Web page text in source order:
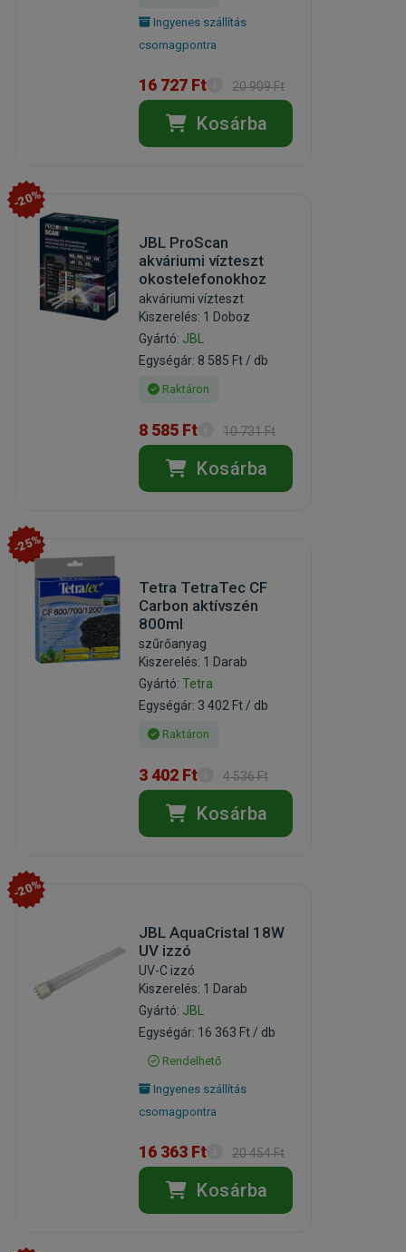
Ingyenes szállítás
csomagpontra
16 727 Ft 20 909 Ft
Kosárba
-20%
JBL ProScan
akváriumi vízteszt
okostelefonokhoz
akváriumi vízteszt
Kiszerelés: 1 Doboz
Gyártó: JBL
Egységár: 8 585 Ft / db
Raktáron
8 585 Ft 10 731 Ft
Kosárba
-25%
Tetra TetraTec CF
Carbon aktívszén
800ml
szűrőanyag
Kiszerelés: 1 Darab
Gyártó:Tetra
Egységár: 3 402 Ft / db
Raktáron
3 402 Ft 4 536 Ft
Kosárba
-20%
JBL AquaCristal 18W
UV izzó
UV-C izzó
Kiszerelés: 1 Darab
Gyártó: JBL
Egységár: 16 363 Ft / db
Rendelhető
Ingyenes szállítás
csomagpontra
16 363 Ft 20 454 Ft
Kosárba